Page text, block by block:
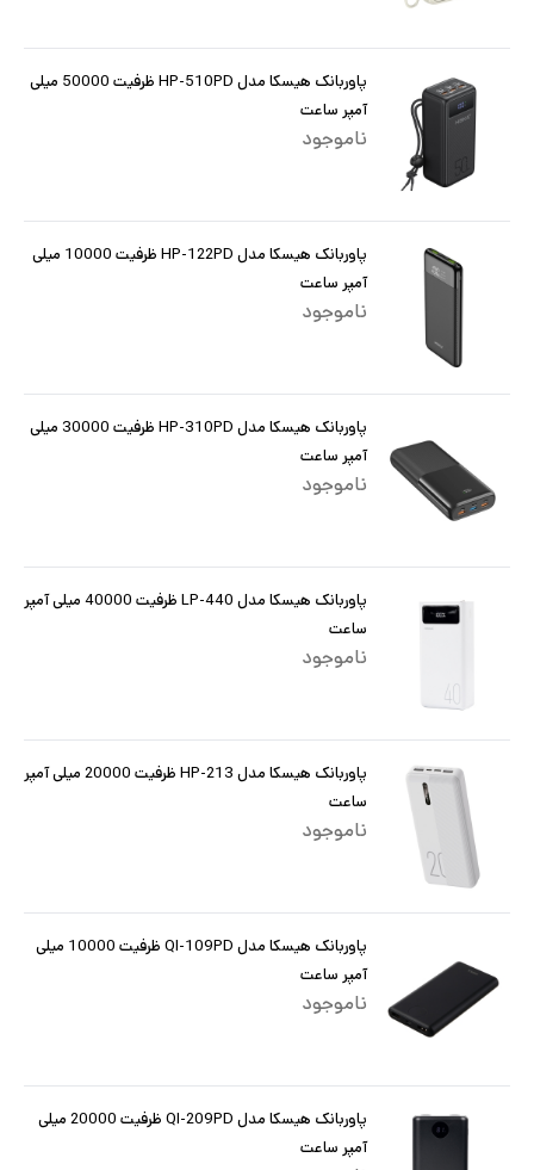
پاوربانک هیسکا مدل HP-510PD ظرفیت 50000 میلی
آمپر ساعت
ناموجود
پاوربانک هیسکا مدل HP-122PD ظرفیت 10000 میلی
آمپر ساعت
ناموجود
پاوربانک هیسکا مدل HP-310PD ظرفیت 30000 میلی
آمپر ساعت
ناموجود
پاوربانک هیسکا مدل LP-440 ظرفیت 40000 میلی آمپر
ساعت
ناموجود
پاوربانک هیسکا مدل HP-213 ظرفیت 20000 میلی آمپر
ساعت
ناموجود
پاوربانک هیسکا مدل QI-109PD ظرفیت 10000 میلی
آمپر ساعت
ناموجود
پاوربانک هیسکا مدل QI-209PD ظرفیت 20000 میلی
آمپر ساعت